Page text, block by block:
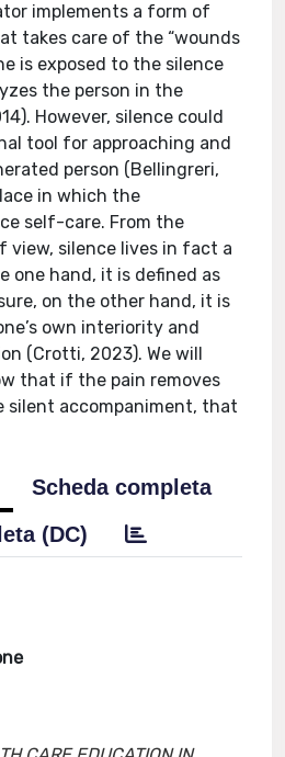
implements a form of
takes care of the “wounds
is exposed to the silence
the person in the
However, silence could
tool for approaching and
person (Bellingreri,
in which the
self-care. From the
view, silence lives in fact a
one hand, it is defined as
on the other hand, it is
own interiority and
(Crotti, 2023). We will
that if the pain removes
silent accompaniment, that
Scheda completa
(DC)